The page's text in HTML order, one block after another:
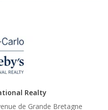
Realty
de Grande Bretagne